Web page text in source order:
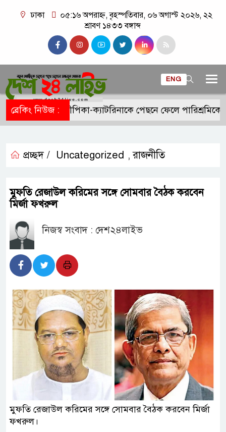
ঢাকা
০৫:১৬ অপরাহ্ন, বৃহস্পতিবার, ০৬ অগাস্ট ২০২৬, ২২
শ্রাবণ ১৪৩৩ বঙ্গাব্দ
ENG
ব্রেকিং নিউজ :দীপিকা-ক্যাটরিনাকে পেছনে ফেলে পারিশ্রমিকে
প্রচ্ছদ / Uncategorized ,রাজনীতি
মুফতি রেজাউল করিমের সঙ্গে সোমবার বৈঠক করবেন
মির্জা ফখরুল
নিজস্ব সংবাদ : দেশ২৪লাইভ
মুফতি রেজাউল করিমের সঙ্গে সোমবার বৈঠক করবেন মির্জা
ফখরুল।